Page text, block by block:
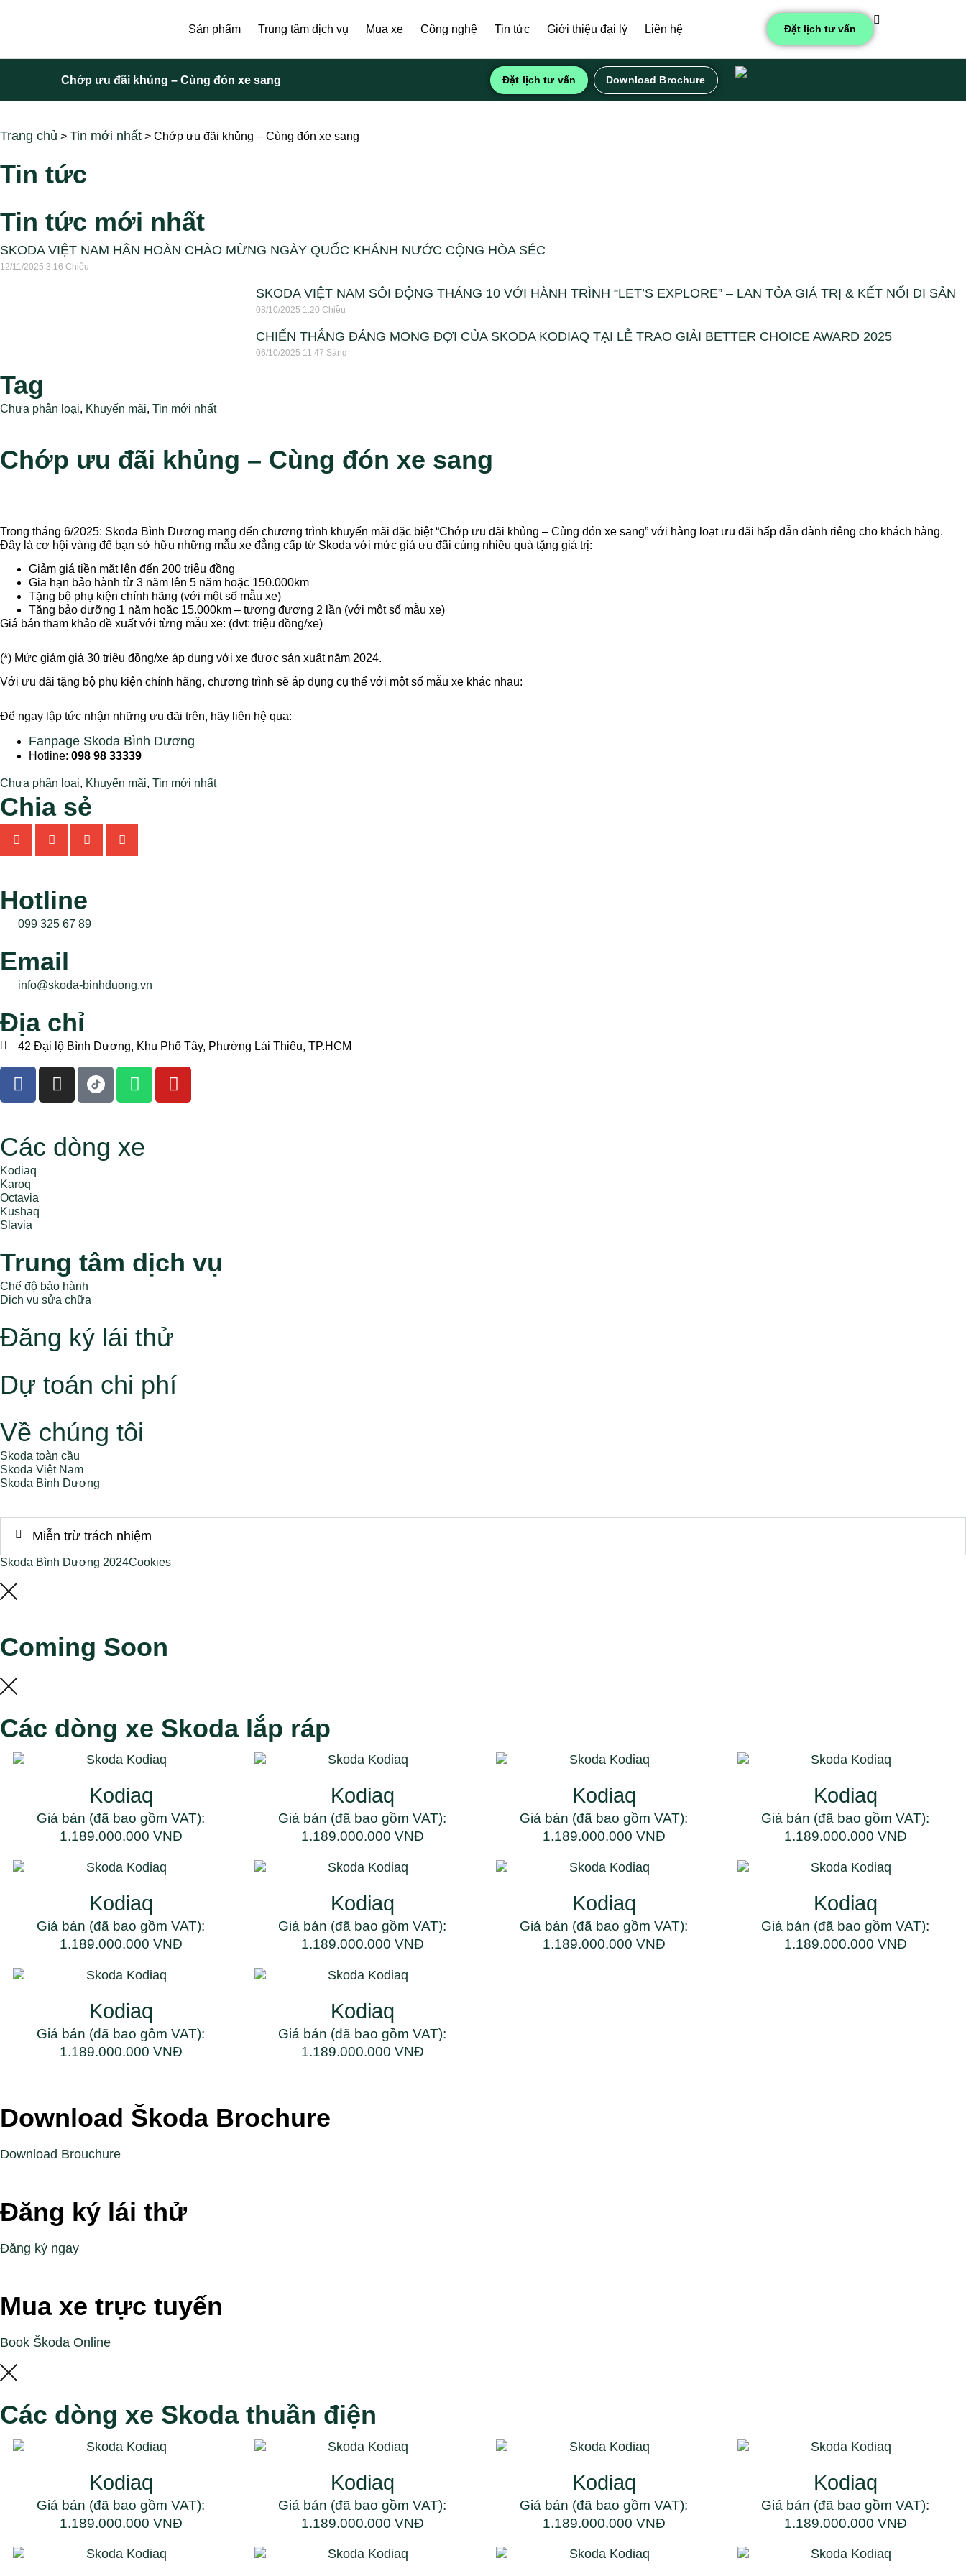
Sản phẩm Trung tâm dịch vụ Mua xe Công nghệ Tin tức Giới thiệu đại lý Liên hệ Đặt lịch tư vấn
Chớp ưu đãi khủng – Cùng đón xe sang Đặt lịch tư vấn Download Brochure
Trang chủ > Tin mới nhất > Chớp ưu đãi khủng – Cùng đón xe sang
Tin tức
Tin tức mới nhất
SKODA VIỆT NAM HÂN HOÀN CHÀO MỪNG NGÀY QUỐC KHÁNH NƯỚC CỘNG HÒA SÉC
12/11/2025 3:16 Chiều
SKODA VIỆT NAM SÔI ĐỘNG THÁNG 10 VỚI HÀNH TRÌNH “LET’S EXPLORE” – LAN TỎA GIÁ TRỊ & KẾT NỐI DI SẢN
08/10/2025 1:20 Chiều
CHIẾN THẮNG ĐÁNG MONG ĐỢI CỦA SKODA KODIAQ TẠI LỄ TRAO GIẢI BETTER CHOICE AWARD 2025
06/10/2025 11:47 Sáng
Tag
Chưa phân loại, Khuyến mãi, Tin mới nhất
Chớp ưu đãi khủng – Cùng đón xe sang
Trong tháng 6/2025: Skoda Bình Dương mang đến chương trình khuyến mãi đặc biệt “Chớp ưu đãi khủng – Cùng đón xe sang” với hàng loạt ưu đãi hấp dẫn dành riêng cho khách hàng.
Đây là cơ hội vàng để bạn sở hữu những mẫu xe đẳng cấp từ Skoda với mức giá ưu đãi cùng nhiều quà tặng giá trị:
Giảm giá tiền mặt lên đến 200 triệu đồng
Gia hạn bảo hành từ 3 năm lên 5 năm hoặc 150.000km
Tặng bộ phụ kiện chính hãng (với một số mẫu xe)
Tặng bảo dưỡng 1 năm hoặc 15.000km – tương đương 2 lần (với một số mẫu xe)
Giá bán tham khảo đề xuất với từng mẫu xe: (đvt: triệu đồng/xe)
(*) Mức giảm giá 30 triệu đồng/xe áp dụng với xe được sản xuất năm 2024.
Với ưu đãi tặng bộ phụ kiện chính hãng, chương trình sẽ áp dụng cụ thể với một số mẫu xe khác nhau:
Để ngay lập tức nhận những ưu đãi trên, hãy liên hệ qua:
Fanpage Skoda Bình Dương
Hotline: 098 98 33339
Chưa phân loại, Khuyến mãi, Tin mới nhất
Chia sẻ
Hotline
099 325 67 89
Email
info@skoda-binhduong.vn
Địa chỉ
42 Đại lộ Bình Dương, Khu Phố Tây, Phường Lái Thiêu, TP.HCM
Các dòng xe
Kodiaq
Karoq
Octavia
Kushaq
Slavia
Trung tâm dịch vụ
Chế độ bảo hành
Dịch vụ sửa chữa
Đăng ký lái thử
Dự toán chi phí
Về chúng tôi
Skoda toàn cầu
Skoda Việt Nam
Skoda Bình Dương
Miễn trừ trách nhiệm
Skoda Bình Dương 2024Cookies
Coming Soon
Các dòng xe Skoda lắp ráp
Kodiaq
Giá bán (đã bao gồm VAT):
1.189.000.000 VNĐ
Kodiaq
Giá bán (đã bao gồm VAT):
1.189.000.000 VNĐ
Kodiaq
Giá bán (đã bao gồm VAT):
1.189.000.000 VNĐ
Kodiaq
Giá bán (đã bao gồm VAT):
1.189.000.000 VNĐ
Kodiaq
Giá bán (đã bao gồm VAT):
1.189.000.000 VNĐ
Kodiaq
Giá bán (đã bao gồm VAT):
1.189.000.000 VNĐ
Kodiaq
Giá bán (đã bao gồm VAT):
1.189.000.000 VNĐ
Kodiaq
Giá bán (đã bao gồm VAT):
1.189.000.000 VNĐ
Kodiaq
Giá bán (đã bao gồm VAT):
1.189.000.000 VNĐ
Kodiaq
Giá bán (đã bao gồm VAT):
1.189.000.000 VNĐ
Download Škoda Brochure
Download Brouchure
Đăng ký lái thử
Đăng ký ngay
Mua xe trực tuyến
Book Škoda Online
Các dòng xe Skoda thuần điện
Kodiaq
Giá bán (đã bao gồm VAT):
1.189.000.000 VNĐ
Kodiaq
Giá bán (đã bao gồm VAT):
1.189.000.000 VNĐ
Kodiaq
Giá bán (đã bao gồm VAT):
1.189.000.000 VNĐ
Kodiaq
Giá bán (đã bao gồm VAT):
1.189.000.000 VNĐ